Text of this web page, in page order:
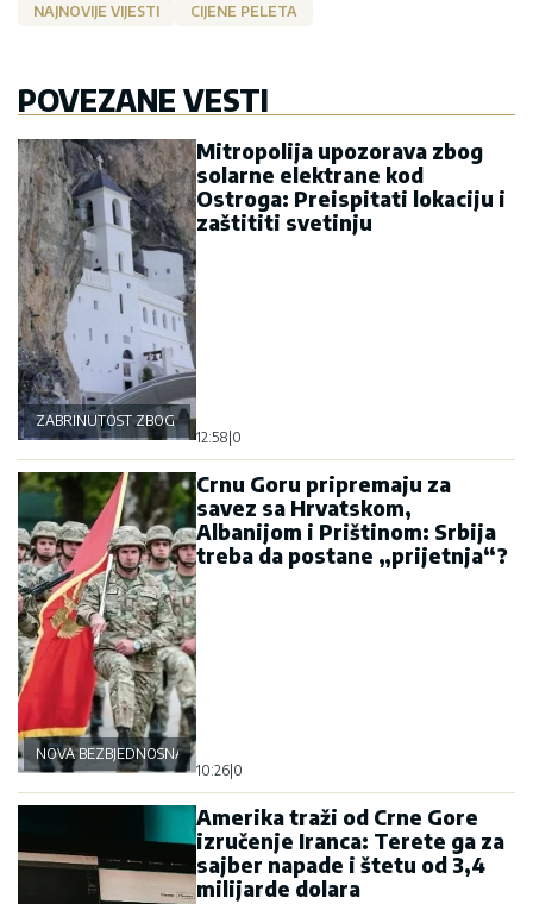
NAJNOVIJE VIJESTI CIJENE PELETA
POVEZANE VESTI
ZABRINUTOST ZBOG OSTROGA
Mitropolija upozorava zbog
solarne elektrane kod
Ostroga: Preispitati lokaciju i
zaštititi svetinju
12:58 0
NOVA BEZBJEDNOSNA OSOVINA
Crnu Goru pripremaju za
savez sa Hrvatskom,
Albanijom i Prištinom: Srbija
treba da postane „prijetnja“?
10:26 0
Amerika traži od Crne Gore
izručenje Iranca: Terete ga za
sajber napade i štetu od 3,4
milijarde dolara